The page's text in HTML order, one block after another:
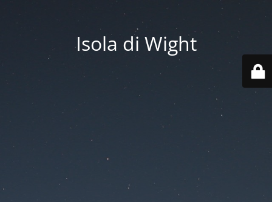
Isola di Wight